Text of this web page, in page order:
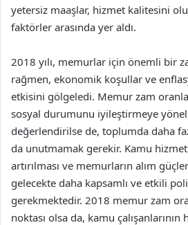
yetersiz maaşlar, hizmet kalitesini
faktörler arasında yer aldı.
2018 yılı, memurlar için önemli bir
rağmen, ekonomik koşullar ve
etkisini gölgeledi. Memur zam
sosyal durumunu iyileştirmeye
değerlendirilse de, toplumda daha
da unutmamak gerekir. Kamu
artırılması ve memurların alım
gelecekte daha kapsamlı ve etkili
gerekmektedir. 2018 memur zam
noktası olsa da, kamu